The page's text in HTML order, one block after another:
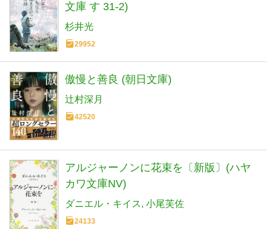
文庫 す 31-2)
杉井光
29952
傲慢と善良 (朝日文庫)
辻村深月
42520
アルジャーノンに花束を〔新版〕(ハヤ
カワ文庫NV)
ダニエル・キイス 小尾芙佐
24133